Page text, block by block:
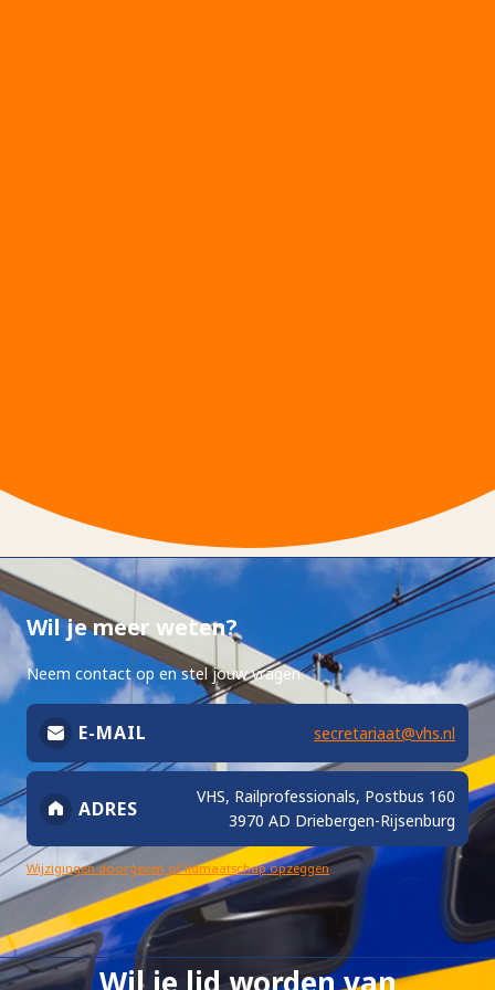
Wil je meer weten?
Neem contact op en stel jouw vragen.
E-MAIL secretariaat@vhs.nl
ADRES
VHS, Railprofessionals, Postbus 160
3970 AD Driebergen-Rijsenburg
Wijzigingen doorgeven of lidmaatschap opzeggen